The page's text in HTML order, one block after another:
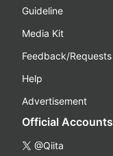
Guideline
Media Kit
Feedback/Requests
Help
Advertisement
Official Accounts
@Qiita